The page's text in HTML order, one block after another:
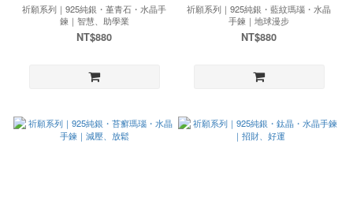
祈願系列｜925純銀・堇青石・水晶手
鍊｜智慧、助學業
NT$880
祈願系列｜925純銀・藍紋瑪瑙・水晶
手鍊｜地球漫步
NT$880